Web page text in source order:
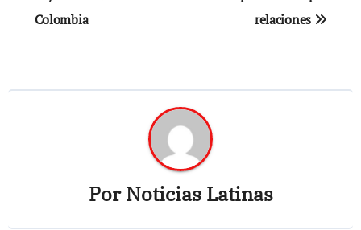
entradas
Colombia
relaciones
PorNoticias Latinas